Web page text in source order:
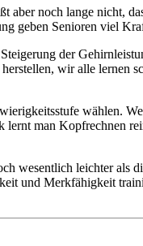
aber noch lange nicht,
geben Senioren viel
der
wir alle lernen
wählen.
man Kopfrechnen
wesentlich leichter als
und Merkfähigkeit